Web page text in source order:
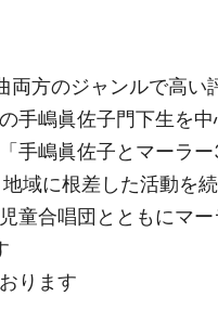
両方のジャンルで高い
手嶋眞佐子門下生を中
手嶋眞佐子とマーラ
域に根差した活動を
童合唱団とともにマ
ります